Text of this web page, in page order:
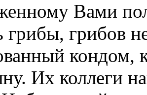
Вами
грибы, грибов
кондом,
Их коллеги